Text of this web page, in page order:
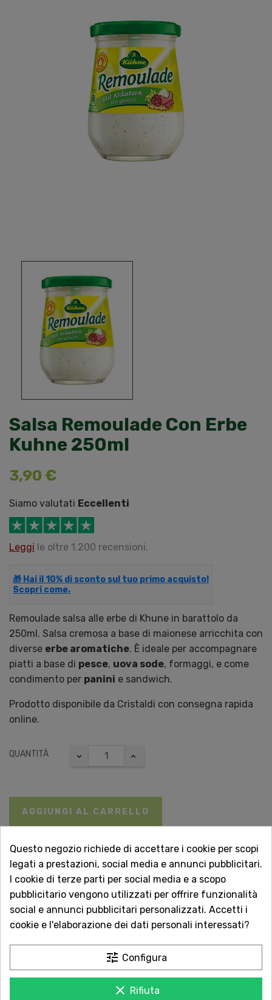
Salsa Remoulade Con Erbe
Kuhne 250ml
3,90 €
Siamo valutati Eccellenti
Leggi le oltre 1.200 recensioni.
🎁 Hai il 10% di sconto sul tuo primo acquisto!
Scopri come.
Remoulade salsa alle erbe di Khune in barattolo da
250ml. Salsa cremosa a base di maionese arricchita con
diverse erbe aromatiche. È ideale per accompagnare
piatti a base di pesce, uova sode, formaggi, e come
condimento per panini e sandwich.
Prodotto disponibile da Cristaldi con consegna rapida
online.
QUANTITÀ
AGGIUNGI AL CARRELLO
 Non disponibile
Vuoi essere avvisato quando torna disponibile?
Inserisci la tua email.
AVVISAMI QUANDO DISPONIBILE
Questo negozio richiede di accettare i cookie per scopi
legati a prestazioni, social media e annunci pubblicitari.
I cookie di terze parti per social media e a scopo
pubblicitario vengono utilizzati per offrire funzionalità
social e annunci pubblicitari personalizzati. Accetti i
cookie e l'elaborazione dei dati personali interessati?
tune Configura
clear Rifiuta